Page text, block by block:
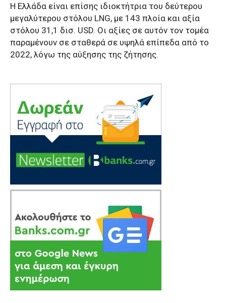
Η Ελλάδα είναι επίσης ιδιοκτήτρια του δεύτερου
μεγαλύτερου στόλου LNG, με 143 πλοία και αξία
στόλου 31,1 δισ. USD. Οι αξίες σε αυτόν τον τομέα
παραμένουν σε σταθερά σε υψηλά επίπεδα από το
2022, λόγω της αύξησης της ζήτησης.